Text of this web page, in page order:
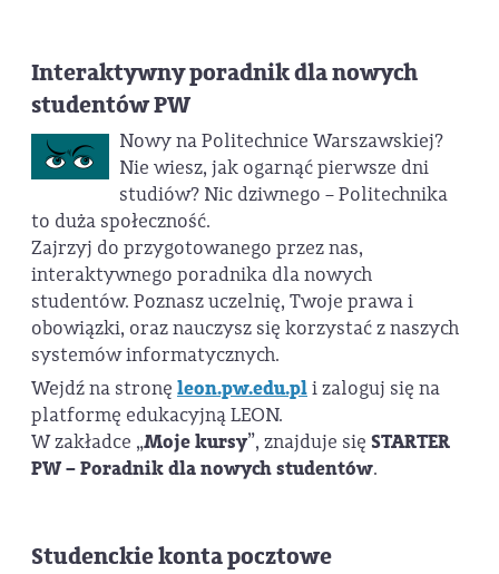
Interaktywny poradnik dla nowych
studentów PW
Nowy na Politechnice Warszawskiej?
Nie wiesz, jak ogarnąć pierwsze dni
studiów? Nic dziwnego – Politechnika
to duża społeczność.
Zajrzyj do przygotowanego przez nas,
interaktywnego poradnika dla nowych
studentów. Poznasz uczelnię, Twoje prawa i
obowiązki, oraz nauczysz się korzystać z naszych
systemów informatycznych.
Wejdź na stronę leon.pw.edu.pli zaloguj się na
platformę edukacyjną LEON.
W zakładce „Moje kursy”, znajduje się STARTER
PW – Poradnik dla nowych studentów.
Studenckie konta pocztowe